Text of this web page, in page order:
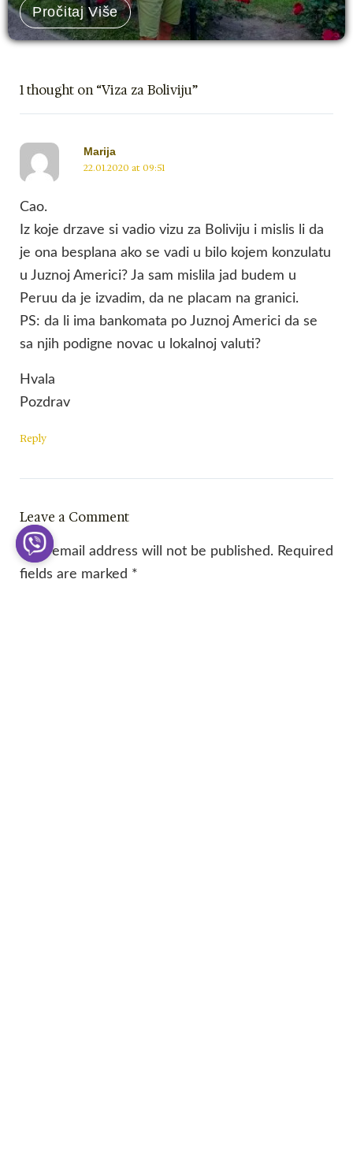
Pročitaj Više
1 thought on “Viza za Boliviju”
Marija
22.01.2020 at 09:51
Cao.
Iz koje drzave si vadio vizu za Boliviju i mislis li da
je ona besplana ako se vadi u bilo kojem konzulatu
u Juznoj Americi? Ja sam mislila jad budem u
Peruu da je izvadim, da ne placam na granici.
PS: da li ima bankomata po Juznoj Americi da se
sa njih podigne novac u lokalnoj valuti?
Hvala
Pozdrav
Reply
Leave a Comment
Your email address will not be published. Required
fields are marked *